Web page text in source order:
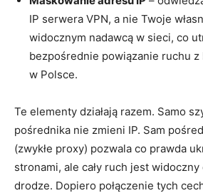
IP serwera VPN, a nie Twoje
widocznym nadawcą w sieci, co
bezpośrednie powiązanie ruchu z
w Polsce.
Te elementy działają razem. Samo
pośrednika nie zmieni IP. Sam
(zwykłe proxy) pozwala co prawda
stronami, ale cały ruch jest
drodze. Dopiero połączenie tych